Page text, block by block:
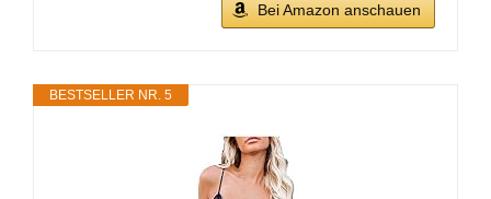
Bei Amazon anschauen
BESTSELLER NR. 5